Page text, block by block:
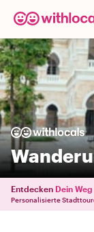
Entdecken Dein Weg
Personalisierte